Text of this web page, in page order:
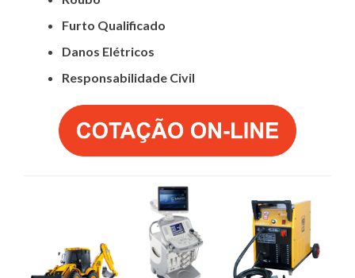
Furto Qualificado
Danos Elétricos
Responsabilidade Civil